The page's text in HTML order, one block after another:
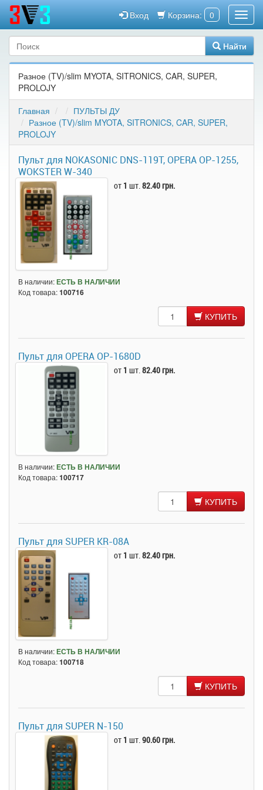
Корзина: 0
Вход
Найти
Разное (TV)/slim MYOTA, SITRONICS, CAR, SUPER,
PROLOJY
Главная
ПУЛЬТЫ ДУ
Разное (TV)/slim MYOTA, SITRONICS, CAR, SUPER,
PROLOJY
Пульт для NOKASONIC DNS-119T, OPERA OP-1255,
WOKSTER W-340
от 1 шт.82.40 грн.
В наличии:ЕСТЬ В НАЛИЧИИ
Код товара:100716
КУПИТЬ
Пульт для OPERA OP-1680D
от 1 шт.82.40 грн.
В наличии:ЕСТЬ В НАЛИЧИИ
Код товара:100717
КУПИТЬ
Пульт для SUPER KR-08A
от 1 шт.82.40 грн.
В наличии:ЕСТЬ В НАЛИЧИИ
Код товара:100718
КУПИТЬ
Пульт для SUPER N-150
от 1 шт.90.60 грн.